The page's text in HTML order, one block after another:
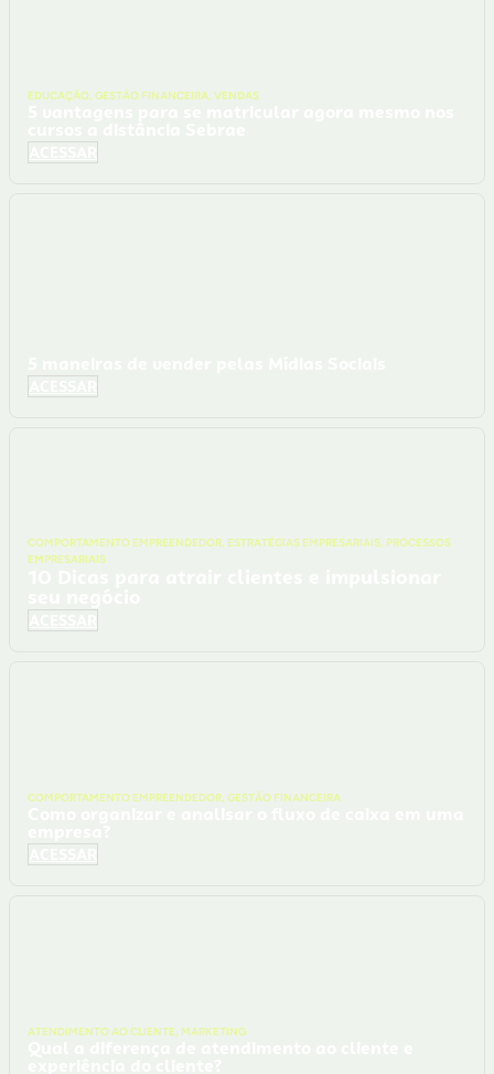
EDUCAÇÃO, GESTÃO FINANCEIRA, VENDAS
COMPORTAMENTO EMPREENDEDOR, ESTRATÉGIAS EMPRESARIAIS, PROCESSOS
EMPRESARIAIS
COMPORTAMENTO EMPREENDEDOR, GESTÃO FINANCEIRA
ATENDIMENTO AO CLIENTE, MARKETING